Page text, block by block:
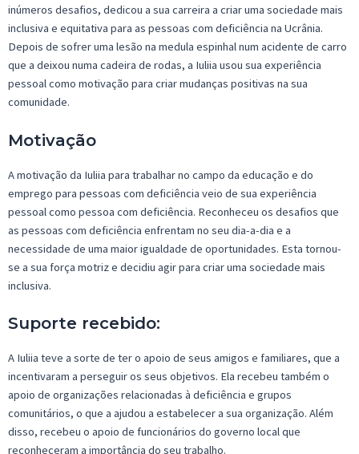
inúmeros desafios, dedicou a sua carreira a criar uma sociedade mais
inclusiva e equitativa para as pessoas com deficiência na Ucrânia.
Depois de sofrer uma lesão na medula espinhalnum acidente de carro
que a deixou numa cadeira de rodas, a Iuliia usou sua experiência
pessoal como motivação para criar mudanças positivas na sua
comunidade.
Motivação
A motivação da Iuliia para trabalhar no campo da educação e do
emprego para pessoas com deficiência veio de sua experiência
pessoal como pessoa com deficiência. Reconheceu os desafios que
as pessoas com deficiência enfrentam no seu dia-a-dia e a
necessidade de uma maior igualdade de oportunidades. Esta tornou-
se a sua força motriz e decidiu agir para criar uma sociedade mais
inclusiva.
Suporte recebido:
A Iuliia teve a sorte de ter o apoio de seus amigos e familiares, que a
incentivaram a perseguiros seus objetivos. Ela recebeu também o
apoio de organizações relacionadas à deficiência e grupos
comunitários, o que a ajudou a estabelecera sua organização. Além
disso, recebeu o apoio de funcionários do governo local que
reconheceram a importância do seu trabalho.